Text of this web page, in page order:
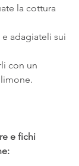
la cottura
adagiateli sui
con un
e fichi